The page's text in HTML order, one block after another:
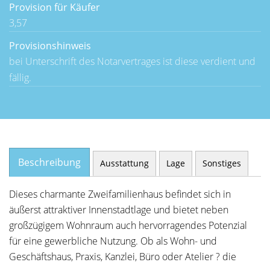
Provision für Käufer
3,57
Provisionshinweis
bei Unterschrift des Notarvertrages ist diese verdient und
fällig.
Beschreibung Ausstattung Lage Sonstiges
Dieses charmante Zweifamilienhaus befindet sich in
äußerst attraktiver Innenstadtlage und bietet neben
großzügigem Wohnraum auch hervorragendes Potenzial
für eine gewerbliche Nutzung. Ob als Wohn- und
Geschäftshaus, Praxis, Kanzlei, Büro oder Atelier ? die